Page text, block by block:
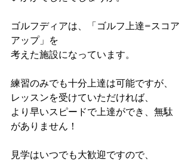
ゴルフディアは、「ゴルフ上達=スコア
アップ」を
考えた施設になっています。
練習のみでも十分上達は可能ですが、
レッスンを受けていただければ、
より早いスピードで上達ができ、無駄
がありません！
見学はいつでも大歓迎ですので、